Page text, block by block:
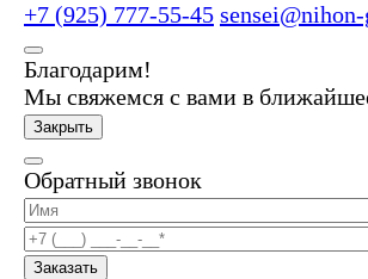
+7 (925) 777-55-45
Благодарим!
Мы свяжемся с вами в
Закрыть
Обратный звонок
Заказать